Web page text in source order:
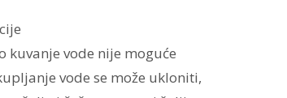
kuvanje vode nije moguće
vode se može ukloniti,